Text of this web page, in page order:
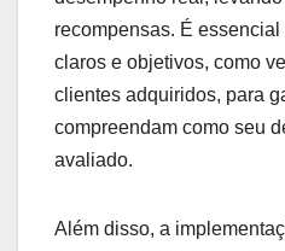
comuns na
modelos de
A escolha de modelos de
expectativas entre as